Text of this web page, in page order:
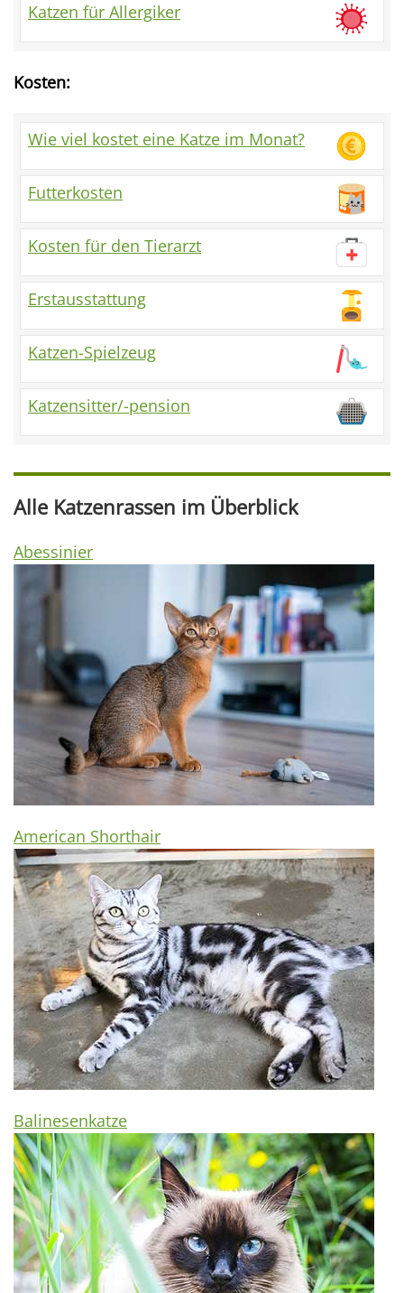
Katzen für Allergiker
Kosten:
Wie viel kostet eine Katze im Monat?
Futterkosten
Kosten für den Tierarzt
Erstausstattung
Katzen-Spielzeug
Katzensitter/-pension
Alle Katzenrassen im Überblick
Abessinier
American Shorthair
Balinesenkatze